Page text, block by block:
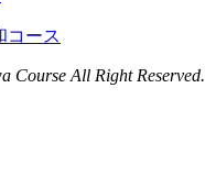
コース
Course All Right Reserved.